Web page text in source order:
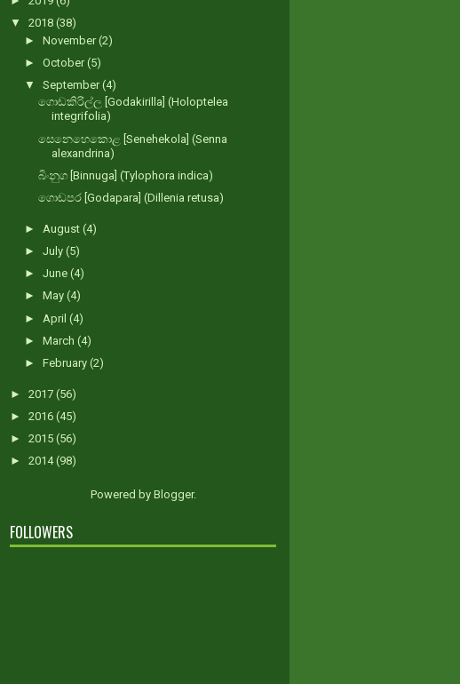
▼ 2018 (38)
► November(2)
► October(5)
▼ September(4)
ගොඩකිරිල්ල [Godakirilla] (Holoptelea
integrifolia)
සෙනෙහෙකොළ [Senehekola] (Senna
alexandrina)
බිංනුග [Binnuga] (Tylophora indica)
ගොඩපර [Godapara] (Dillenia retusa)
► August (4)
► July (5)
► June (4)
► May (4)
► April (4)
► March (4)
► February (2)
► 2017 (56)
► 2016 (45)
► 2015 (56)
► 2014(98)
Powered by Blogger.
FOLLOWERS